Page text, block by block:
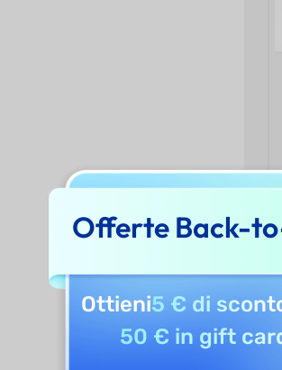
Offerte Back-
Ottieni5 € di
50 € in gift